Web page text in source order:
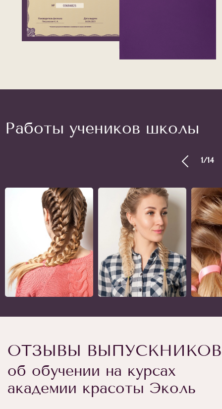
Работы учеников школы
1/14
ОТЗЫВЫ ВЫПУСКНИКОВ
об обучении на курсах
академии красоты Эколь